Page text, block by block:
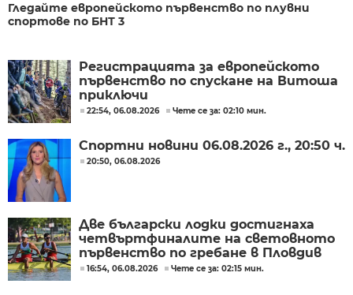
Гледайте европейското първенство по плувни
спортове по БНТ 3
Регистрацията за европейското
първенство по спускане на Витоша
приключи
22:54, 06.08.2026 Чете се за: 02:10 мин.
Спортни новини 06.08.2026 г., 20:50 ч.
20:50, 06.08.2026
Две български лодки достигнаха
четвъртфиналите на световното
първенство по гребане в Пловдив
16:54, 06.08.2026 Чете се за: 02:15 мин.